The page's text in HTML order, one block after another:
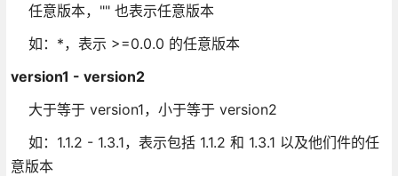
任意版本，"" 也表示任意版本
如：*，表示 >=0.0.0 的任意版本
version1 - version2
大于等于 version1，小于等于 version2
如：1.1.2 - 1.3.1，表示包括 1.1.2 和 1.3.1 以及他们件的任
意版本